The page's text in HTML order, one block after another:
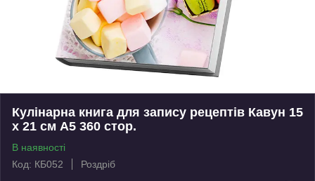
Кулінарна книга для запису рецептів Кавун 15
х 21 см A5 360 стор.
В наявності
Код: КБ052
Роздріб